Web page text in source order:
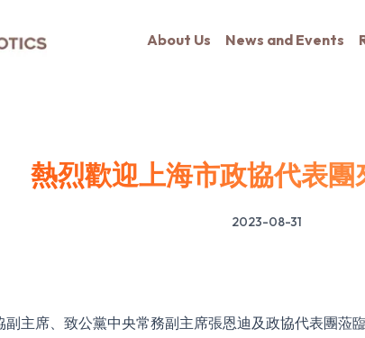
About Us News and Events
熱烈歡迎上海市政協代表團
2023-08-31
副主席、致公黨中央常務副主席張恩迪及政協代表團蒞